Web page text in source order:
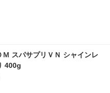
Ｍ スパサプリＶＮ シャインレ
400g